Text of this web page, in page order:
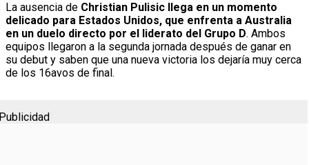
La ausencia de Christian Pulisic llega en un momento
delicado para Estados Unidos, que enfrenta a Australia
en un duelo directo por el liderato del Grupo D. Ambos
equipos llegaron a la segunda jornada después de ganar en
su debut y saben que una nueva victoria los dejaría muy cerca
de los 16avos de final.